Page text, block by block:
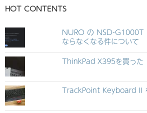
HOT CONTENTS
NURO の NSD-G1000T
ならなくなる件について
ThinkPad X395を買った
TrackPoint Keyboard II